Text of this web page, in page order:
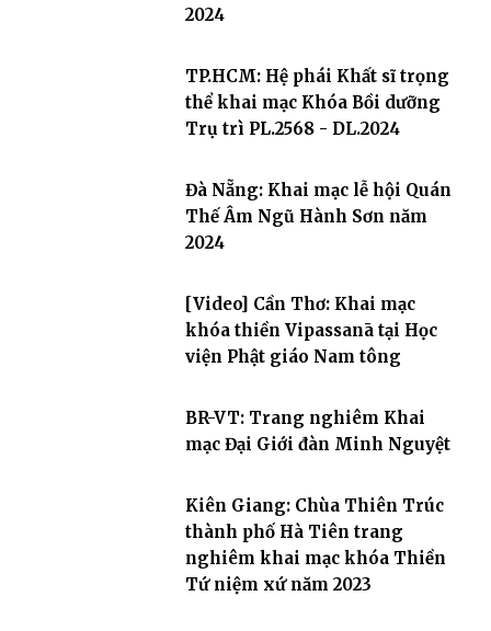
2024
TP.HCM: Hệ phái Khất sĩ trọng
thể khai mạc Khóa Bồi dưỡng
Trụ trì PL.2568 - DL.2024
Đà Nẵng: Khai mạc lễ hội Quán
Thế Âm Ngũ Hành Sơn năm
2024
[Video] Cần Thơ: Khai mạc
khóa thiền Vipassanā tại Học
viện Phật giáo Nam tông
BR-VT: Trang nghiêm Khai
mạc Đại Giới đàn Minh Nguyệt
Kiên Giang: Chùa Thiên Trúc
thành phố Hà Tiên trang
nghiêm khai mạc khóa Thiền
Tứ niệm xứ năm 2023